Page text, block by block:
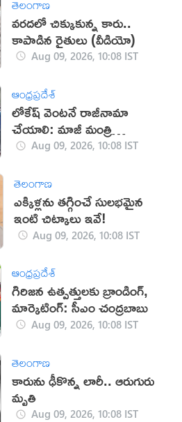
తెలంగాణ
వరదలో చిక్కుకున్న కారు..
కాపాడిన రైతులు (వీడియో)
Aug 09, 2026, 10:08 IST
ఆంధ్రప్రదేశ్
లోకేష్ వెంట‌నే రాజీనామా
చేయాలి: మాజీ మంత్రి
ఉషాశ్రీచరణ్
Aug 09, 2026, 10:08 IST
తెలంగాణ
ఎక్కిళ్లను తగ్గించే సులభమైన
ఇంటి చిట్కాలు ఇవే!
Aug 09, 2026, 10:08 IST
ఆంధ్రప్రదేశ్
గిరిజన ఉత్పత్తులకు బ్రాండింగ్,
మార్కెటింగ్: సీఎం చంద్రబాబు
Aug 09, 2026, 10:08 IST
తెలంగాణ
కారును ఢీకొన్న లారీ.. ఆరుగురు
మృతి
Aug 09, 2026, 10:08 IST